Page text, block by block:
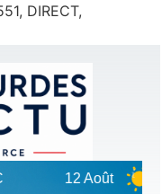
DIRECT,
12 Août 33°C